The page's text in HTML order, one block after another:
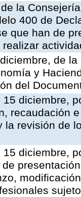
la
400 de
que han de
de
y
del
15 diciembre,
recaudación
la revisión de
15 diciembre,